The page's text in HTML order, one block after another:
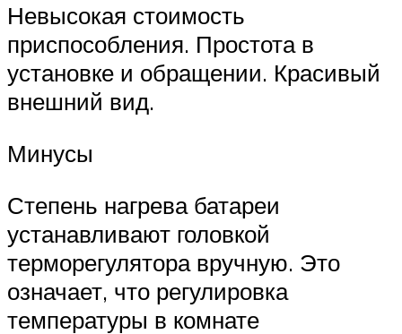
Невысокая стоимость
приспособления. Простота в
установке и обращении. Красивый
внешний вид.
Минусы
Степень нагрева батареи
устанавливают головкой
терморегулятора вручную. Это
означает, что регулировка
температуры в комнате